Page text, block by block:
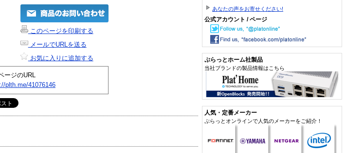
このページを印刷する
メールでURLを送る
お気に入りに追加する
ージのURL
plth.me/41076146
あなたの声をお寄せください!
公式アカウント / ページ
ぷらっとホーム社製品
当社ブランドの製品情報はこちら
人気・定番メーカー
ぷらっとオンラインで人気のメーカーをご紹介！